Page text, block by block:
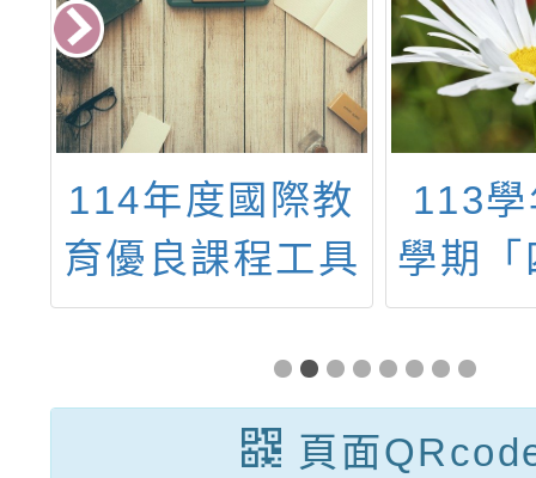
114年度國際教
育優良課程工具
包及課程方案徵
選計畫
113
學期
器營
頁面